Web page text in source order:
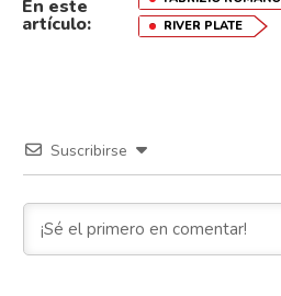
En este
artículo: RIVER PLATE
Suscribirse